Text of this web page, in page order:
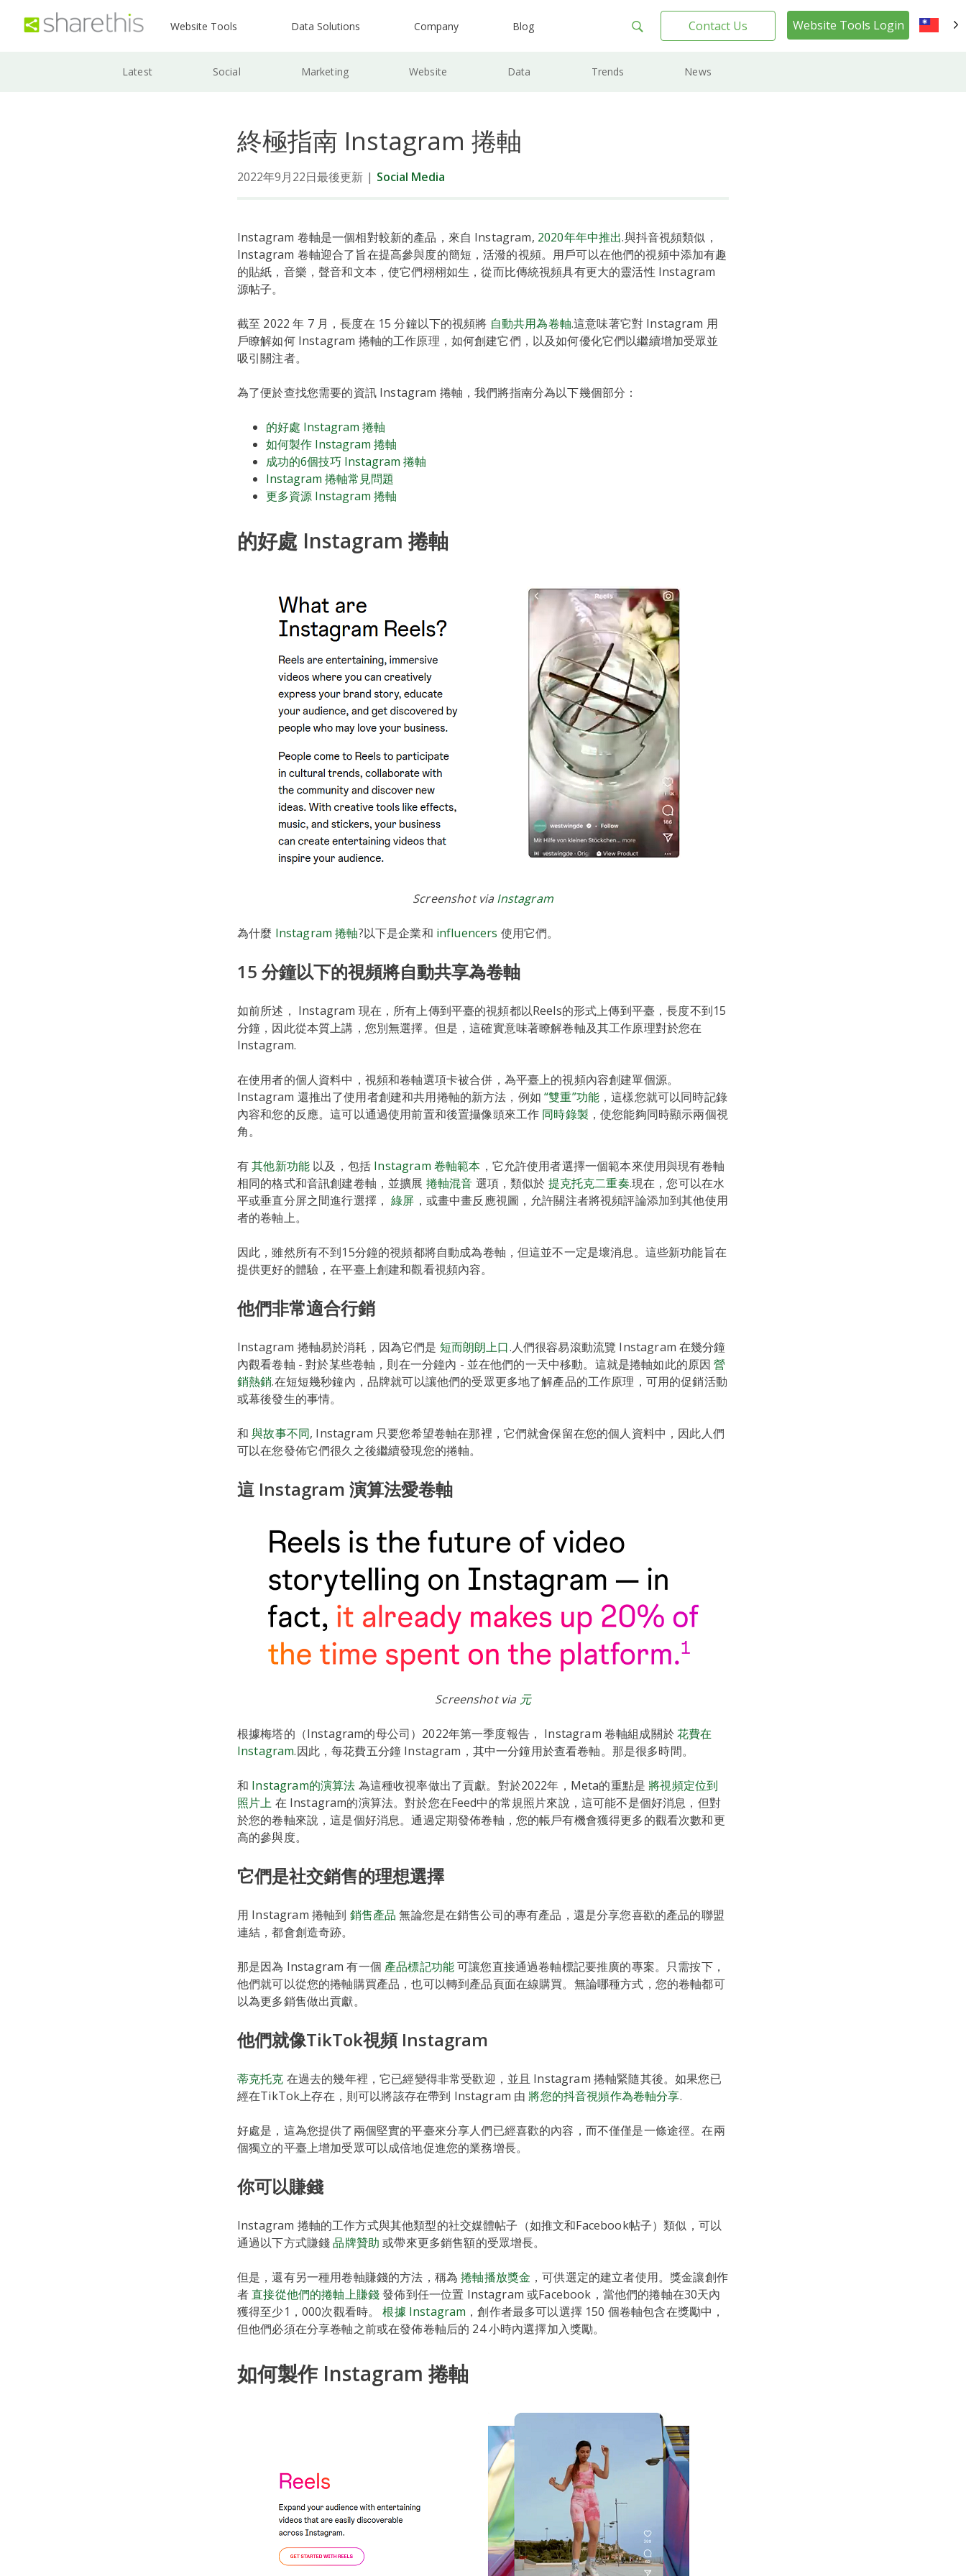
Website Tools Data Solutions Company Blog Contact Us Website Tools Login
Latest Social Marketing Website Data Trends News
終極指南 Instagram 捲軸
2022年9月22日最後更新 | Social Media
Instagram 卷軸是一個相對較新的產品，來自 Instagram, 2020年年中推出.與抖音視頻類似，
Instagram 卷軸迎合了旨在提高參與度的簡短，活潑的視頻。用戶可以在他們的視頻中添加有趣
的貼紙，音樂，聲音和文本，使它們栩栩如生，從而比傳統視頻具有更大的靈活性 Instagram
源帖子。
截至 2022 年 7 月，長度在 15 分鐘以下的視頻將 自動共用為卷軸.這意味著它對 Instagram 用
戶瞭解如何 Instagram 捲軸的工作原理，如何創建它們，以及如何優化它們以繼續增加受眾並
吸引關注者。
為了便於查找您需要的資訊 Instagram 捲軸，我們將指南分為以下幾個部分：
的好處 Instagram 捲軸
如何製作 Instagram 捲軸
成功的6個技巧 Instagram 捲軸
Instagram 捲軸常見問題
更多資源 Instagram 捲軸
的好處 Instagram 捲軸
Screenshot via Instagram
為什麼 Instagram 捲軸?以下是企業和 influencers 使用它們。
15 分鐘以下的視頻將自動共享為卷軸
如前所述， Instagram 現在，所有上傳到平臺的視頻都以Reels的形式上傳到平臺，長度不到15
分鐘，因此從本質上講，您別無選擇。但是，這確實意味著瞭解卷軸及其工作原理對於您在
Instagram.
在使用者的個人資料中，視頻和卷軸選項卡被合併，為平臺上的視頻內容創建單個源。
Instagram 還推出了使用者創建和共用捲軸的新方法，例如“雙重”功能 ，這樣您就可以同時記錄
內容和您的反應。這可以通過使用前置和後置攝像頭來工作 同時錄製 ，使您能夠同時顯示兩個視
角。
有其他新功能 以及，包括 Instagram 卷軸範本 ，它允許使用者選擇一個範本來使用與現有卷軸
相同的格式和音訊創建卷軸，並擴展 捲軸混音 選項，類似於 提克托克二重奏.現在，您可以在水
平或垂直分屏之間進行選擇，綠屏 ，或畫中畫反應視圖，允許關注者將視頻評論添加到其他使用
者的卷軸上。
因此，雖然所有不到15分鐘的視頻都將自動成為卷軸，但這並不一定是壞消息。這些新功能旨在
提供更好的體驗，在平臺上創建和觀看視頻內容。
他們非常適合行銷
Instagram 捲軸易於消耗，因為它們是 短而朗朗上口.人們很容易滾動流覽 Instagram 在幾分鐘
內觀看卷軸 - 對於某些卷軸，則在一分鐘內 - 並在他們的一天中移動。這就是捲軸如此的原因營
銷熱銷.在短短幾秒鐘內，品牌就可以讓他們的受眾更多地了解產品的工作原理，可用的促銷活動
或幕後發生的事情。
和與故事不同, Instagram 只要您希望卷軸在那裡，它們就會保留在您的個人資料中，因此人們
可以在您發佈它們很久之後繼續發現您的捲軸。
這 Instagram 演算法愛卷軸
Screenshot via 元
根據梅塔的（Instagram的母公司）2022年第一季度報告， Instagram 卷軸組成關於花費在
Instagram.因此，每花費五分鐘 Instagram，其中一分鐘用於查看卷軸。那是很多時間。
和 Instagram的演算法 為這種收視率做出了貢獻。對於2022年，Meta的重點是 將視頻定位到
照片上 在 Instagram的演算法。對於您在Feed中的常規照片來說，這可能不是個好消息，但對
於您的卷軸來說，這是個好消息。通過定期發佈卷軸，您的帳戶有機會獲得更多的觀看次數和更
高的參與度。
它們是社交銷售的理想選擇
用 Instagram 捲軸到 銷售產品 無論您是在銷售公司的專有產品，還是分享您喜歡的產品的聯盟
連結，都會創造奇跡。
那是因為 Instagram 有一個 產品標記功能可讓您直接通過卷軸標記要推廣的專案。只需按下，
他們就可以從您的捲軸購買產品，也可以轉到產品頁面在線購買。無論哪種方式，您的卷軸都可
以為更多銷售做出貢獻。
他們就像TikTok視頻 Instagram
蒂克托克 在過去的幾年裡，它已經變得非常受歡迎，並且 Instagram 捲軸緊隨其後。如果您已
經在TikTok上存在，則可以將該存在帶到 Instagram 由 將您的抖音視頻作為卷軸分享.
好處是，這為您提供了兩個堅實的平臺來分享人們已經喜歡的內容，而不僅僅是一條途徑。在兩
個獨立的平臺上增加受眾可以成倍地促進您的業務增長。
你可以賺錢
Instagram 捲軸的工作方式與其他類型的社交媒體帖子（如推文和Facebook帖子）類似，可以
通過以下方式賺錢品牌贊助 或帶來更多銷售額的受眾增長。
但是，還有另一種用卷軸賺錢的方法，稱為捲軸播放獎金 ，可供選定的建立者使用。獎金讓創作
者直接從他們的捲軸上賺錢發佈到任一位置 Instagram 或Facebook，當他們的捲軸在30天內
獲得至少1，000次觀看時。根據 Instagram ，創作者最多可以選擇 150 個卷軸包含在獎勵中，
但他們必須在分享卷軸之前或在發佈卷軸后的 24 小時內選擇加入獎勵。
如何製作 Instagram 捲軸